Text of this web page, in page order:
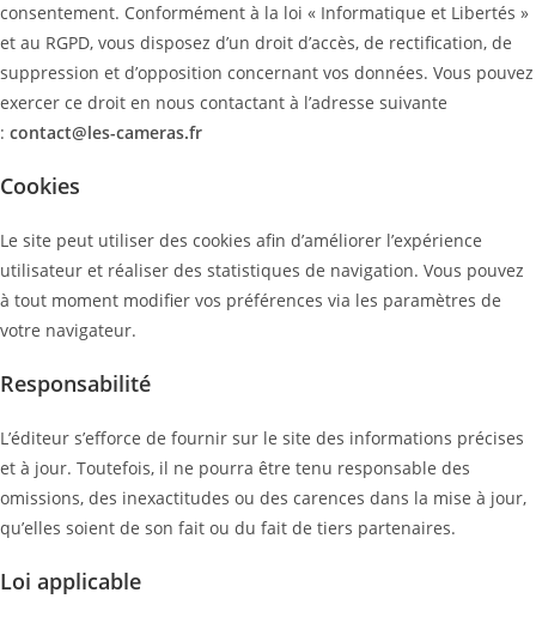
consentement. Conformément à la loi « Informatique et Libertés »
et au RGPD, vous disposez d’un droit d’accès, de rectification, de
suppression et d’opposition concernant vos données. Vous pouvez
exercer ce droit en nous contactant à l’adresse suivante
: contact@les-cameras.fr
Cookies
Le site peut utiliser des cookies afin d’améliorer l’expérience
utilisateur et réaliser des statistiques de navigation. Vous pouvez
à tout moment modifier vos préférences via les paramètres de
votre navigateur.
Responsabilité
L’éditeur s’efforce de fournir sur le site des informations précises
et à jour. Toutefois, il ne pourra être tenu responsable des
omissions, des inexactitudes ou des carences dans la mise à jour,
qu’elles soient de son fait ou du fait de tiers partenaires.
Loi applicable